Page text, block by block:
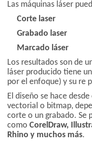
Las máquinas láser
Corte laser
Grabado laser
Marcado láser
Los resultados son de
láser producido tiene
por el enfoque) y su re
El diseño se hace
vectorial o bitmap,
corte o un grabado. Se
como CorelDraw,
Rhino y muchos más.